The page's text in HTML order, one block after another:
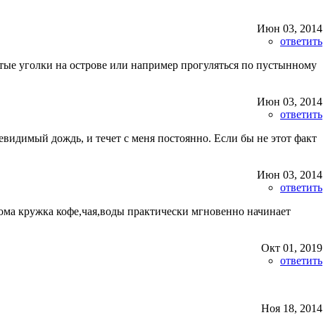
Июн 03, 2014
ответить
уголки на острове или например прогуляться по пустынному
Июн 03, 2014
ответить
дождь, и течет с меня постоянно. Если бы не этот факт
Июн 03, 2014
ответить
кружка кофе,чая,воды практически мгновенно начинает
Окт 01, 2019
ответить
Ноя 18, 2014